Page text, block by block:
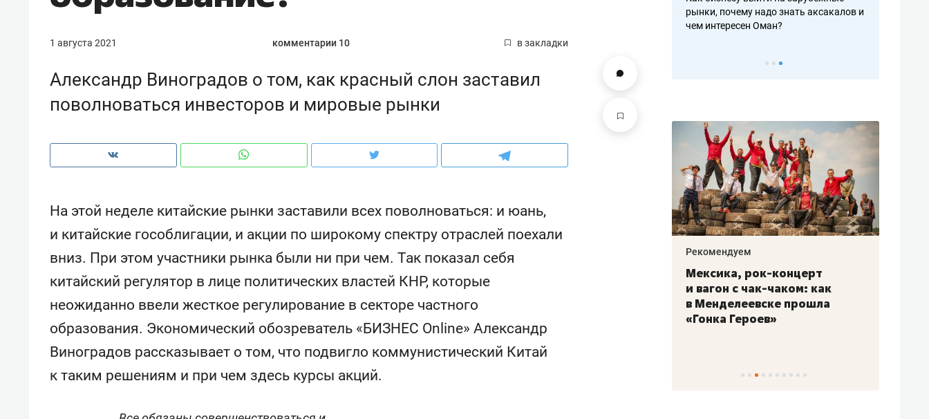
1 августа 2021 комментарии 10 в закладки
Александр Виноградов о том, как красный слон заставил
поволноваться инвесторов и мировые рынки
На этой неделе китайские рынки заставили всех поволноваться: и юань,
и китайские гособлигации, и акции по широкому спектру отраслей поехали
вниз. При этом участники рынка были ни при чем. Так показал себя
китайский регулятор в лице политических властей КНР, которые
неожиданно ввели жесткое регулирование в секторе частного
образования. Экономический обозреватель «БИЗНЕС Online» Александр
Виноградов рассказывает о том, что подвигло коммунистический Китай
к таким решениям и при чем здесь курсы акций.
рынки, почему надо знать аксакалов и
чем интересен Оман?
Рекомендуем
Как ГК «МИР ГРУПП» и ВТБ
создают оазис жилого
комфорта под Казанью
Рекомендуем
150 камер до квартиры и Face
ID вместо ключа: какой будет
безопасность в ЖК «Нова»
Рекомендуем
природе, работа
антихрупких команд
Рекомендуем
Мексика, рок-концерт
и вагон с чак-чаком: как
в Менделеевске прошла
«Гонка Героев»